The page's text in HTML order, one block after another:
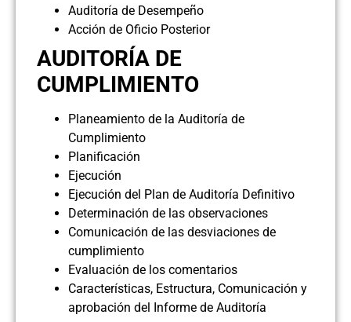
Auditoría de Desempeño
Acción de Oficio Posterior
AUDITORÍA DE
CUMPLIMIENTO
Planeamiento de la Auditoría de
Cumplimiento
Planificación
Ejecución
Ejecución del Plan de Auditoría Definitivo
Determinación de las observaciones
Comunicación de las desviaciones de
cumplimiento
Evaluación de los comentarios
Características, Estructura, Comunicación y
aprobación del Informe de Auditoría